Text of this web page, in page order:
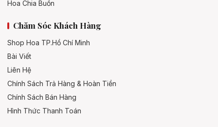
Hoa Chia Buồn
Chăm Sóc Khách Hàng
Shop Hoa TP.Hồ Chí Minh
Bài Viết
Liên Hệ
Chính Sách Trả Hàng & Hoàn Tiền
Chính Sách Bán Hàng
Hình Thức Thanh Toán